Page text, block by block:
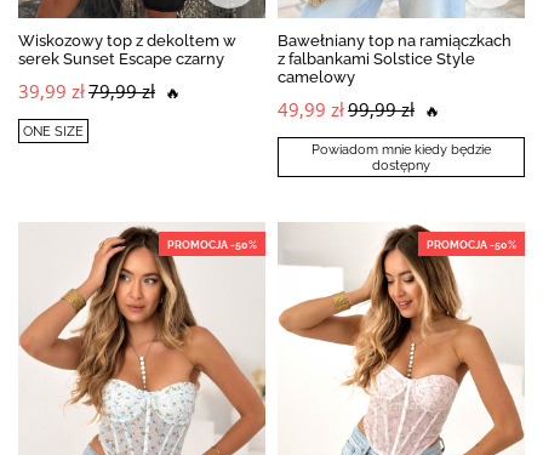
Wiskozowy top z dekoltem w
serek Sunset Escape czarny
39,99 zł79,99 zł 🔥
ONE SIZE
Bawełniany top na ramiączkach
z falbankami Solstice Style
camelowy
49,99 zł99,99 zł 🔥
Powiadom mnie kiedy będzie
dostępny
PROMOCJA -50% PROMOCJA -50%